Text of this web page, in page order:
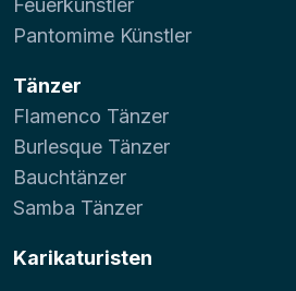
Feuerkünstler
Pantomime Künstler
Tänzer
Flamenco Tänzer
Burlesque Tänzer
Bauchtänzer
Samba Tänzer
Karikaturisten